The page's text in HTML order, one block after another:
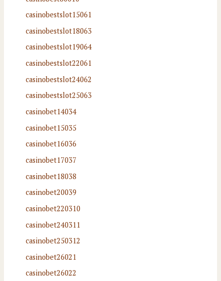
casinobestslot15061
casinobestslot18063
casinobestslot19064
casinobestslot22061
casinobestslot24062
casinobestslot25063
casinobet14034
casinobet15035
casinobet16036
casinobet17037
casinobet18038
casinobet20039
casinobet220310
casinobet240311
casinobet250312
casinobet26021
casinobet26022